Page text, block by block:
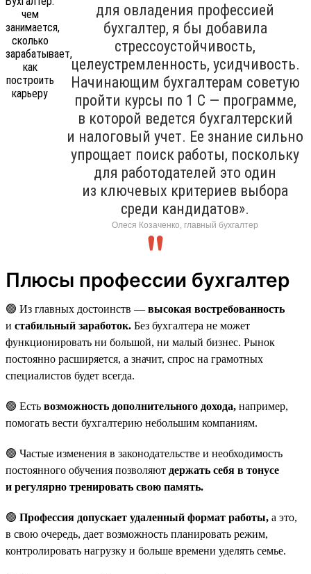
для овладения профессией
бухгалтер, я бы добавила
стрессоустойчивость,
целеустремленность, усидчивость.
Начинающим бухгалтерам советую
пройти курсы по 1 С — программе,
в которой ведется бухгалтерский
и налоговый учет. Ее знание сильно
упрощает поиск работы, поскольку
для работодателей это один
из ключевых критериев выбора
среди кандидатов».
Олеся Козаченко, главный бухгалтер
Плюсы профессии бухгалтер
🟢 Из главных достоинств — высокая востребованность
и стабильный заработок. Без бухгалтера не может
функционировать ни большой, ни малый бизнес. Рынок
постоянно расширяется, а значит, спрос на грамотных
специалистов будет всегда.
🟢 Есть возможность дополнительного дохода, например,
помогать вести бухгалтерию небольшим компаниям.
🟢 Частые изменения в законодательстве и необходимость
постоянного обучения позволяют держать себя в тонусе
и регулярно тренировать свою память.
🟢 Профессия допускает удаленный формат работы, а это,
в свою очередь, дает возможность планировать режим,
контролировать нагрузку и больше времени уделять семье.